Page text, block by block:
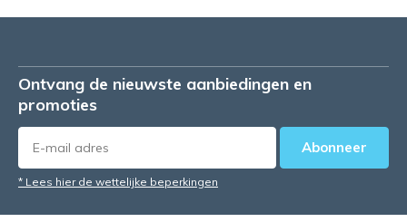
Ontvang de nieuwste aanbiedingen en
promoties
Abonneer
* Lees hier de wettelijke beperkingen